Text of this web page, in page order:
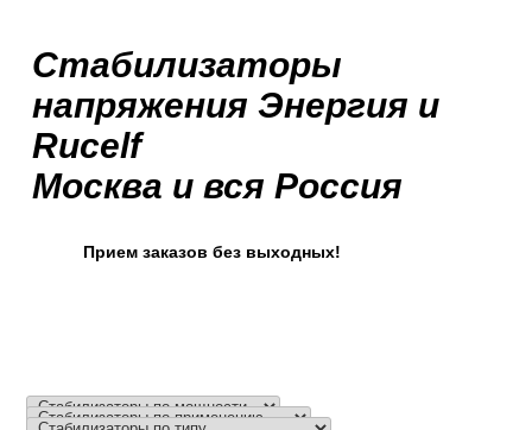
Стабилизаторы
напряжения Энергия и
Rucelf
Москва и вся Россия
Прием заказов без выходных!